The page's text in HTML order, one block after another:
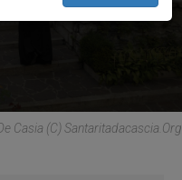
Casia (C) Santaritadacascia.org